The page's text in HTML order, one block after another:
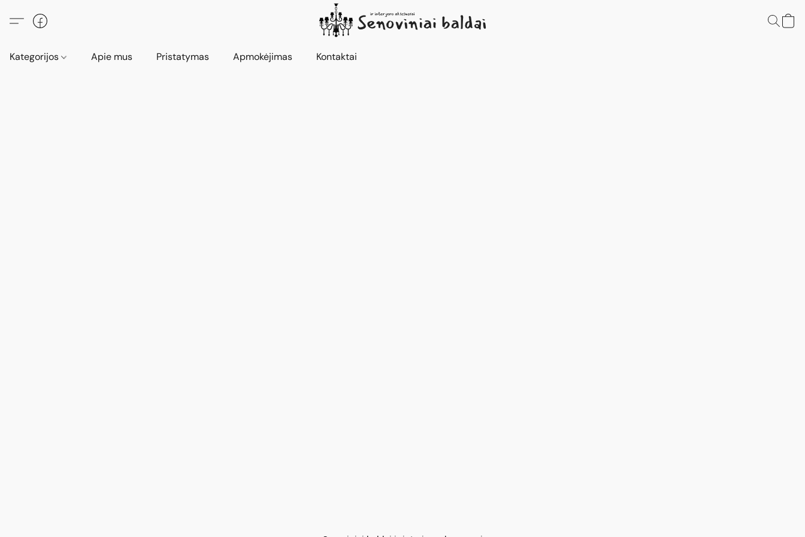
Kategorijos Apie mus Pristatymas Apmokėjimas Kontaktai